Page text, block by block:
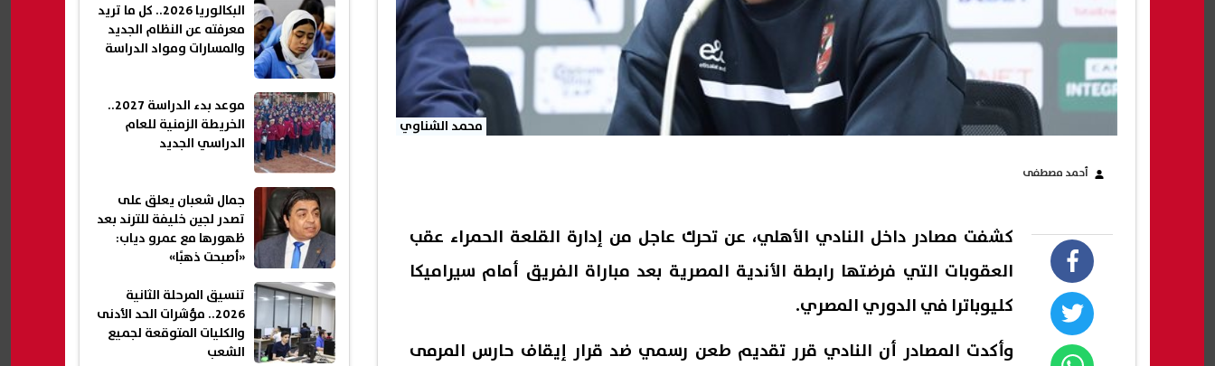
محمد الشناوي
أحمد مصطفى
كشفت مصادر داخل النادي الأهلي، عن تحرك عاجل من إدارة القلعة الحمراء عقب
العقوبات التي فرضتها رابطة الأندية المصرية بعد مباراة الفريق أمام سيراميكا
كليوباترا في الدوري المصري.
وأكدت المصادر أن النادي قرر تقديم طعن رسمي ضد قرار إيقاف حارس المرمى
البكالوريا 2026.. كل ما تريد
معرفته عن النظام الجديد
والمسارات ومواد الدراسة
موعد بدء الدراسة 2027..
الخريطة الزمنية للعام
الدراسي الجديد
جمال شعبان يعلق على
تصدر لجين خليفة للترند بعد
ظهورها مع عمرو دياب:
«أصبحت ذهبًا»
تنسيق المرحلة الثانية
2026.. مؤشرات الحد الأدنى
والكليات المتوقعة لجميع
الشعب